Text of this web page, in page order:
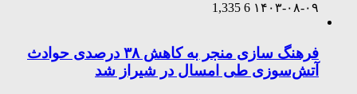
۱۴۰۳-۰۸-۰۹ 6
1,335
فرهنگ سازی منجر به کاهش ۳۸ درصدی حوادث
آتش‌سوزی طی امسال در شیراز شد